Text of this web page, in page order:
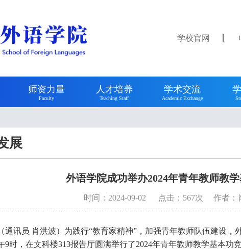
学校官网
师资力量
Faculty
人才培养
Teaching Staff
学术交流
Academic Exchange
展
外语学院成功举办2024年青年教师教
时间： 2024-09-02 点击： 567次 作者：
通讯员 肖洪波）为践行“教育家精神”，加强青年教师队伍建设，
9时，在文科楼313报告厅圆满举行了2024年青年教师教学基本功